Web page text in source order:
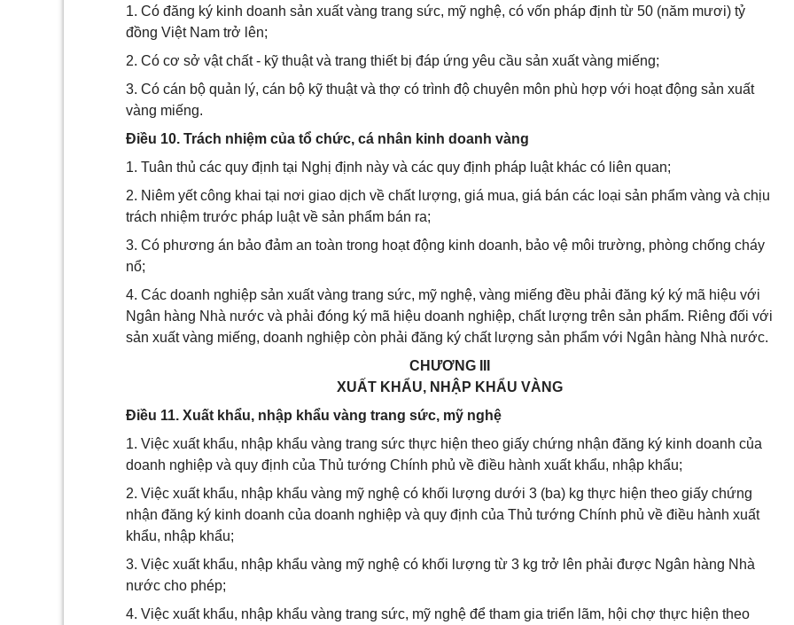
1. Có đăng ký kinh doanh sản xuất vàng trang sức, mỹ nghệ, có vốn pháp định từ 50 (năm mươi) tỷ
đồng Việt Nam trở lên;
2. Có cơ sở vật chất - kỹ thuật và trang thiết bị đáp ứng yêu cầu sản xuất vàng miếng;
3. Có cán bộ quản lý, cán bộ kỹ thuật và thợ có trình độ chuyên môn phù hợp với hoạt động sản xuất
vàng miếng.
Điều 10. Trách nhiệm của tổ chức, cá nhân kinh doanh vàng
1. Tuân thủ các quy định tại Nghị định này và các quy định pháp luật khác có liên quan;
2. Niêm yết công khai tại nơi giao dịch về chất lượng, giá mua, giá bán các loại sản phẩm vàng và chịu
trách nhiệm trước pháp luật về sản phẩm bán ra;
3. Có phương án bảo đảm an toàn trong hoạt động kinh doanh, bảo vệ môi trường, phòng chống cháy
nổ;
4. Các doanh nghiệp sản xuất vàng trang sức, mỹ nghệ, vàng miếng đều phải đăng ký ký mã hiệu với
Ngân hàng Nhà nước và phải đóng ký mã hiệu doanh nghiệp, chất lượng trên sản phẩm. Riêng đối với
sản xuất vàng miếng, doanh nghiệp còn phải đăng ký chất lượng sản phẩm với Ngân hàng Nhà nước.
CHƯƠNG III
XUẤT KHẨU, NHẬP KHẨU VÀNG
Điều 11. Xuất khẩu, nhập khẩu vàng trang sức, mỹ nghệ
1. Việc xuất khẩu, nhập khẩu vàng trang sức thực hiện theo giấy chứng nhận đăng ký kinh doanh của
doanh nghiệp và quy định của Thủ tướng Chính phủ về điều hành xuất khẩu, nhập khẩu;
2. Việc xuất khẩu, nhập khẩu vàng mỹ nghệ có khối lượng dưới 3 (ba) kg thực hiện theo giấy chứng
nhận đăng ký kinh doanh của doanh nghiệp và quy định của Thủ tướng Chính phủ về điều hành xuất
khẩu, nhập khẩu;
3. Việc xuất khẩu, nhập khẩu vàng mỹ nghệ có khối lượng từ 3 kg trở lên phải được Ngân hàng Nhà
nước cho phép;
4. Việc xuất khẩu, nhập khẩu vàng trang sức, mỹ nghệ để tham gia triển lãm, hội chợ thực hiện theo